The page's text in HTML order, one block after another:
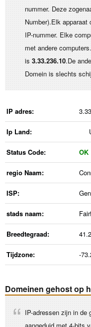
nummer. Deze
Number).Elk
IP-nummer. Elke
met andere
is 3.33.236.10.De
Domein is slechts
IP adres:
Ip Land:
Status Code: OK
regio Naam:
ISP:
stads naam:
Breedtegraad:
Tijdzone: -
Domeinen gehost op
IP-adressen zijn in